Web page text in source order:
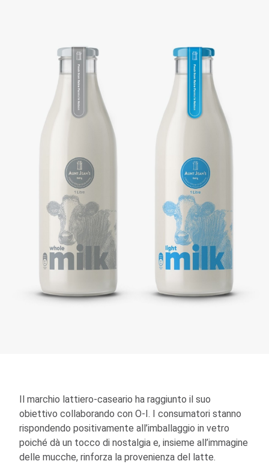
Il marchio lattiero-caseario ha raggiunto il suo
obiettivo collaborando con O-I. I consumatori stanno
rispondendo positivamente all’imballaggio in vetro
poiché dà un tocco di nostalgia e, insieme all’immagine
delle mucche, rinforza la provenienza del latte.